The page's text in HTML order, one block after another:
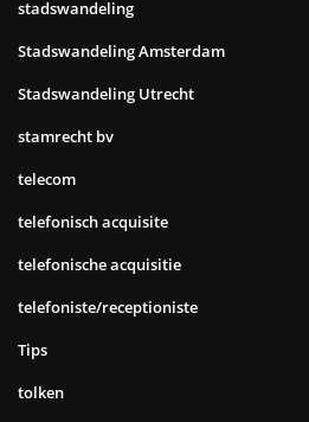
stadswandeling
Stadswandeling Amsterdam
Stadswandeling Utrecht
stamrecht bv
telecom
telefonisch acquisite
telefonische acquisitie
telefoniste/receptioniste
Tips
tolken